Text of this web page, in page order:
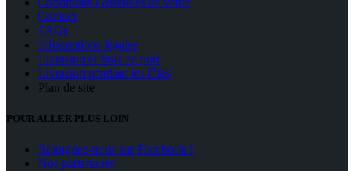
Contact
FAQs
Informations légales
Livraison et frais de port
Livraison pendant les fêtes
Plan de site
POUR ALLER PLUS LOIN
Rejoignez-nous sur Facebook !
Nos partenaires